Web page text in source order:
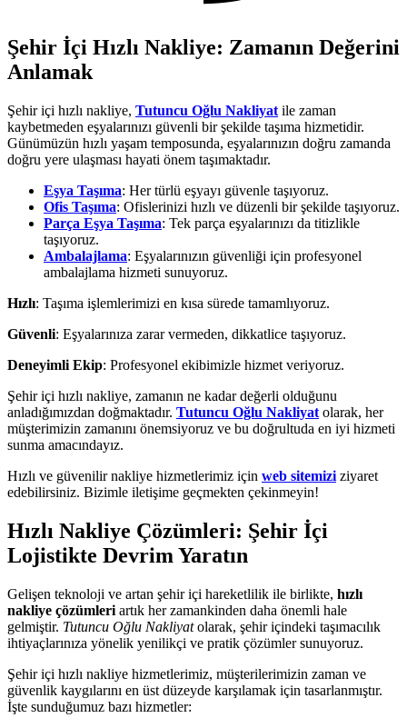
Şehir İçi Hızlı Nakliye: Zamanın Değerini
Anlamak
Şehir içi hızlı nakliye, Tutuncu Oğlu Nakliyat ile zaman
kaybetmeden eşyalarınızı güvenli bir şekilde taşıma hizmetidir.
Günümüzün hızlı yaşam temposunda, eşyalarınızın doğru zamanda
doğru yere ulaşması hayati önem taşımaktadır.
Eşya Taşıma: Her türlü eşyayı güvenle taşıyoruz.
Ofis Taşıma: Ofislerinizi hızlı ve düzenli bir şekilde taşıyoruz.
Parça Eşya Taşıma: Tek parça eşyalarınızı da titizlikle
taşıyoruz.
Ambalajlama: Eşyalarınızın güvenliği için profesyonel
ambalajlama hizmeti sunuyoruz.
Hızlı: Taşıma işlemlerimizi en kısa sürede tamamlıyoruz.
Güvenli: Eşyalarınıza zarar vermeden, dikkatlice taşıyoruz.
Deneyimli Ekip: Profesyonel ekibimizle hizmet veriyoruz.
Şehir içi hızlı nakliye, zamanın ne kadar değerli olduğunu
anladığımızdan doğmaktadır. Tutuncu Oğlu Nakliyat olarak, her
müşterimizin zamanını önemsiyoruz ve bu doğrultuda en iyi hizmeti
sunma amacındayız.
Hızlı ve güvenilir nakliye hizmetlerimiz için web sitemizi ziyaret
edebilirsiniz. Bizimle iletişime geçmekten çekinmeyin!
Hızlı Nakliye Çözümleri: Şehir İçi
Lojistikte Devrim Yaratın
Gelişen teknoloji ve artan şehir içi hareketlilik ile birlikte, hızlı
nakliye çözümleri artık her zamankinden daha önemli hale
gelmiştir. Tutuncu Oğlu Nakliyatolarak, şehir içindeki taşımacılık
ihtiyaçlarınıza yönelik yenilikçi ve pratik çözümler sunuyoruz.
Şehir içi hızlı nakliye hizmetlerimiz, müşterilerimizin zaman ve
güvenlik kaygılarını en üst düzeyde karşılamak için tasarlanmıştır.
İşte sunduğumuz bazı hizmetler: